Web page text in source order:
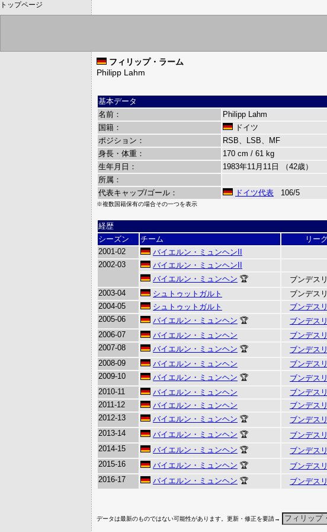
トップページ
フィリップ・ラーム
Philipp Lahm
基本データ
名前：
Philipp Lahm
国籍：
ドイツ
ポジション：
RSB、LSB、MF
身長・体重：
170 cm / 61 kg
生年月日：
1983年11月11日 （42歳）
所属：
代表キャップ/ゴール：
ドイツ代表 106/5
※複数国籍保有の場合その一つを表示
経歴
シーズン
チーム リー
2001-02
バイエルン・ミュンヘンII
2002-03
バイエルン・ミュンヘンII
バイエルン・ミュンヘン 🏆 ブンデス
2003-04
シュトゥットガルト ブンデス
2004-05
シュトゥットガルト ブンデス
2005-06
バイエルン・ミュンヘン 🏆 ブンデス
2006-07
バイエルン・ミュンヘン ブンデス
2007-08
バイエルン・ミュンヘン 🏆 ブンデス
2008-09
バイエルン・ミュンヘン ブンデス
2009-10
バイエルン・ミュンヘン 🏆 ブンデス
2010-11
バイエルン・ミュンヘン ブンデス
2011-12
バイエルン・ミュンヘン ブンデス
2012-13
バイエルン・ミュンヘン 🏆 ブンデス
2013-14
バイエルン・ミュンヘン 🏆 ブンデス
2014-15
バイエルン・ミュンヘン 🏆 ブンデス
2015-16
バイエルン・ミュンヘン 🏆 ブンデス
2016-17
バイエルン・ミュンヘン 🏆 ブンデス
データは最新のものではない可能性があります。更新・修正を要請→